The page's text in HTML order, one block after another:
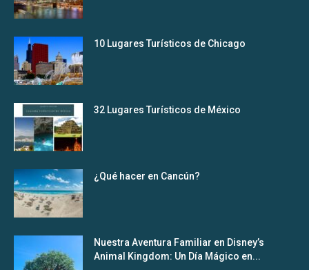
10 Lugares Turísticos de Chicago
32 Lugares Turísticos de México
¿Qué hacer en Cancún?
Nuestra Aventura Familiar en Disney’s
Animal Kingdom: Un Día Mágico en...